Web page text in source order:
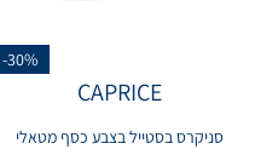
-30%
CAPRICE
סניקרס בסטייל בצבע כסף מטאלי